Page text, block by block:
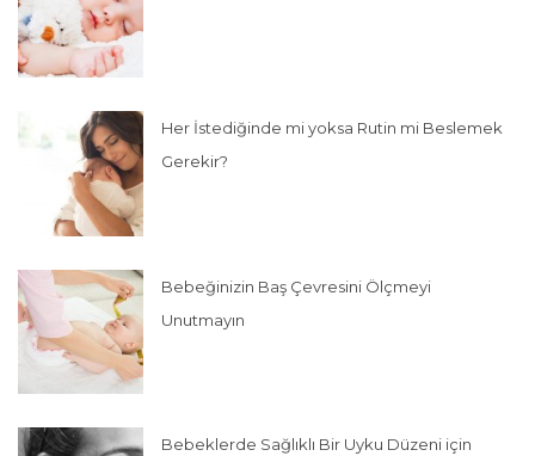
Her İstediğinde mi yoksa Rutin mi Beslemek
Gerekir?
Bebeğinizin Baş Çevresini Ölçmeyi
Unutmayın
Bebeklerde Sağlıklı Bir Uyku Düzeni için